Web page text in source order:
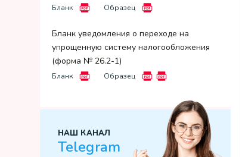
Бланк Образец
Бланк уведомления о переходе на
упрощенную систему налогообложения
(форма № 26.2-1)
Бланк Образец
НАШ КАНАЛ
Telegram